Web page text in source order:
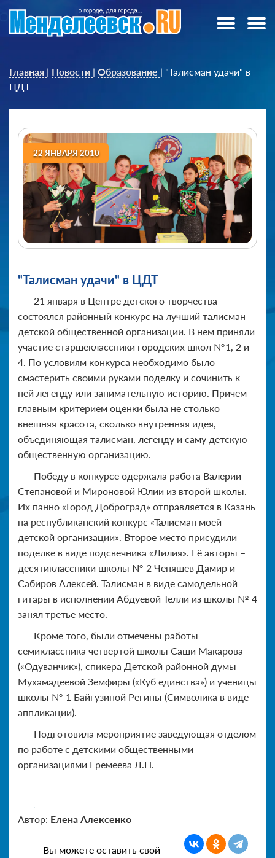
Главная | Новости | Образование | "Талисман удачи" в
ЦДТ
22 ЯНВАРЯ 2010
"Талисман удачи" в ЦДТ
21 января в Центре детского творчества
состоялся районный конкурс на лучший талисман
детской общественной организации. В нем приняли
участие старшеклассники городских школ №1, 2 и
4. По условиям конкурса необходимо было
смастерить своими руками поделку и сочинить к
ней легенду или занимательную историю. Причем
главным критерием оценки была не столько
внешняя красота, сколько внутренняя идея,
объединяющая талисман, легенду и саму детскую
общественную организацию.
Победу в конкурсе одержала работа Валерии
Степановой и Мироновой Юлии из второй школы.
Их панно «Город Доброград» отправляется в Казань
на республиканский конкурс «Талисман моей
детской организации». Второе место присудили
поделке в виде подсвечника «Лилия». Её авторы –
десятиклассники школы № 2 Чепяшев Дамир и
Сабиров Алексей. Талисман в виде самодельной
гитары в исполнении Абдуевой Телли из школы № 4
занял третье место.
Кроме того, были отмечены работы
семиклассника четвертой школы Саши Макарова
(«Одуванчик»), спикера Детской районной думы
Мухамадеевой Земфиры («Куб единства») и ученицы
школы № 1 Байгузиной Регины (Символика в виде
аппликации).
Подготовила мероприятие заведующая отделом
по работе с детскими общественными
организациями Еремеева Л.Н.
Автор: Елена Алексенко
Вы можете оставить свой